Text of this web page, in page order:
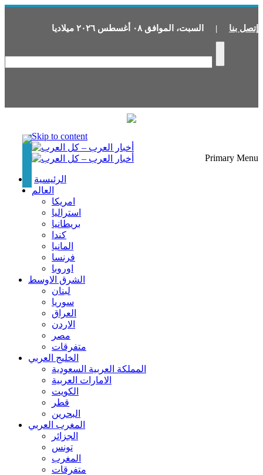
إتصل بنا | السبت، الموافق ٠٨ أغسطس ٢٠٢٦ ميلاديا
Skip to content
Primary Menu
الرئيسية
العالم
امريكا
استراليا
بريطانيا
كندا
المانيا
فرنسا
اوروبا
الشرق الاوسط
لبنان
سوريا
العراق
الاردن
مصر
متفرقات
الخليج العربي
المملكة العربية السعودية
الامارات العربية
الكويت
قطر
البحرين
المغرب العربي
الجزائر
تونس
المغرب
متفرقات